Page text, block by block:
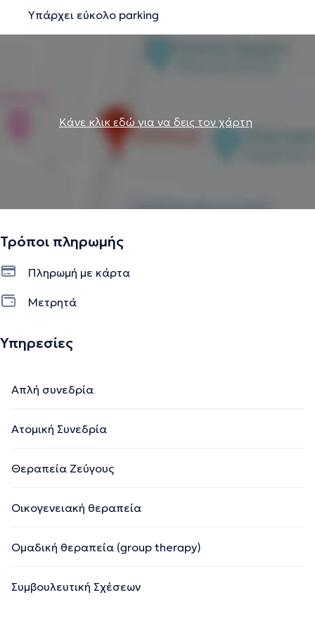
Υπάρχει εύκολο parking
Κάνε κλικ εδώ για να δεις τον χάρτη
Τρόποι πληρωμής
Πληρωμή με κάρτα
Μετρητά
Υπηρεσίες
Απλή συνεδρία
Ατομική Συνεδρία
Θεραπεία Ζεύγους
Οικογενειακή θεραπεία
Ομαδική θεραπεία (group therapy)
Συμβουλευτική Σχέσεων